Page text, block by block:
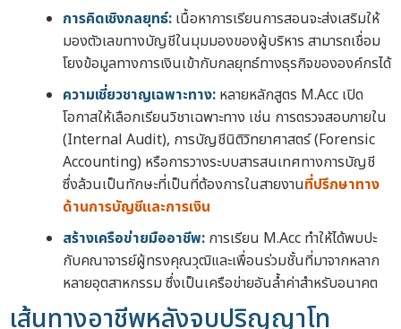
การคิดเชิงกลยุทธ์: เนื้อหาการเรียนการสอนจะส่งเสริมให้
มองตัวเลขทางบัญชีในมุมมองของผู้บริหาร สามารถเชื่อม
โยงข้อมูลทางการเงินเข้ากับกลยุทธ์ทางธุรกิจขององค์กรได้
ความเชี่ยวชาญเฉพาะทาง: หลายหลักสูตร M.Acc เปิด
โอกาสให้เลือกเรียนวิชาเฉพาะทาง เช่น การตรวจสอบภายใน
(Internal Audit), การบัญชีนิติวิทยาศาสตร์ (Forensic
Accounting) หรือการวางระบบสารสนเทศทางการบัญชี
ซึ่งล้วนเป็นทักษะที่เป็นที่ต้องการในสายงานที่ปรึกษาทาง
ด้านการบัญชีและการเงิน
สร้างเครือข่ายมืออาชีพ: การเรียน M.Acc ทำให้ได้พบปะ
กับคณาจารย์ผู้ทรงคุณวุฒิและเพื่อนร่วมชั้นที่มาจากหลาก
หลายอุตสาหกรรม ซึ่งเป็นเครือข่ายอันล้ำค่าสำหรับอนาคต
เส้นทางอาชีพหลังจบปริญญาโท